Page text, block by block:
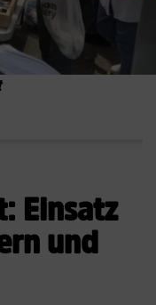
Einsatz
und